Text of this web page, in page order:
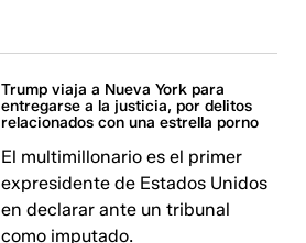
Trump viaja a Nueva York para
entregarse a la justicia, por delitos
relacionados con una estrella porno
El multimillonario es el primer
expresidente de Estados Unidos
en declarar ante un tribunal
como imputado.